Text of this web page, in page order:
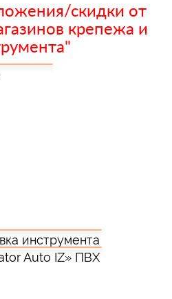
скидки от
крепежа и
Auto IZ» ПВХ
инструмента